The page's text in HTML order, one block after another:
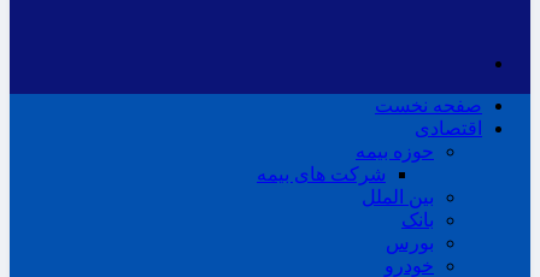
صفحه نخست
اقتصادی
حوزه بیمه
شرکت های بیمه
بین الملل
بانک
بورس
خودرو